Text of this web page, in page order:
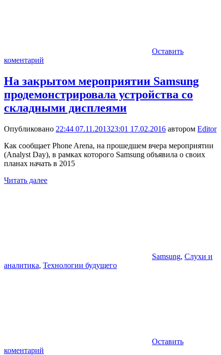
Оставить
коментарий
На закрытом мероприятии Samsung
продемонстрировала устройства со
складными дисплеями
Опубликовано 22:44 07.11.201323:01 17.02.2016 автором Editor
Как сообщает Phone Arena, на прошедшем вчера мероприятии
(Analyst Day), в рамках которого Samsung объявила о своих
планах начать в 2015
Читать далее
Samsung, Слухи и
аналитика, Технологии будущего
Оставить
коментарий